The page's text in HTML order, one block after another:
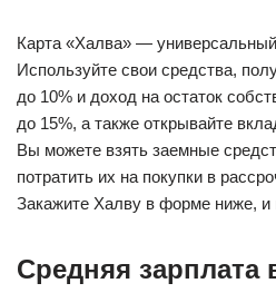
Карта «Халва» —
Используйте свои средства,
до 10% и доход на остаток
до 15%, а также открывайте
Вы можете взять заемные
потратить их на покупки в
Закажите Халву в форме ниже, и
Средняя зарплата